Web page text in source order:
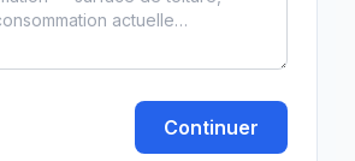
Continuer